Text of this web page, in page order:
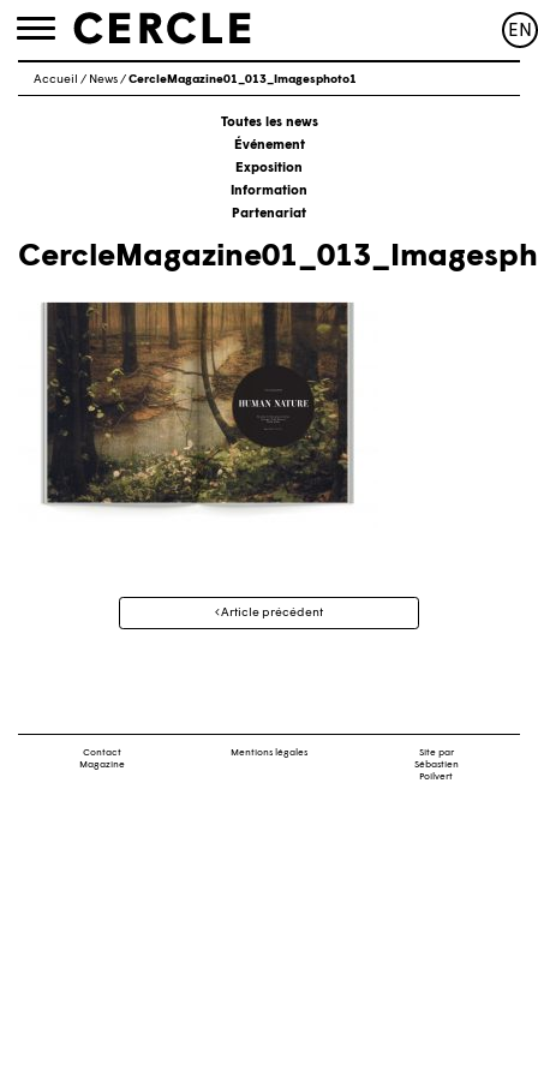
Toggle
EN
Accueil / News/CercleMagazine01_013_Imagesphoto1
Toutes les news
Événement
Exposition
Information
Partenariat
Navigation
Article précédent
Contact
Magazine
Mentions légales
Site par
Sébastien
Poilvert